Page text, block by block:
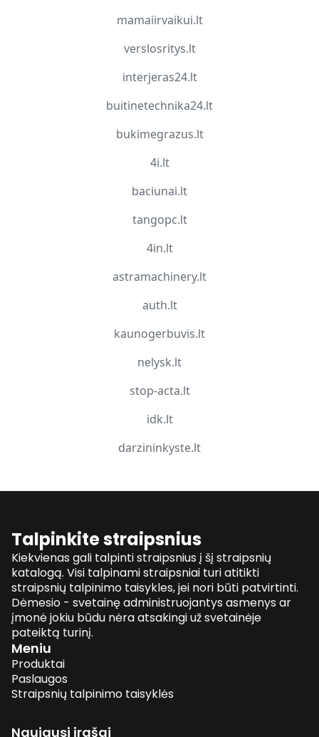
mamaiirvaikui.lt
verslosritys.lt
interjeras24.lt
buitinetechnika24.lt
bukimegrazus.lt
4i.lt
baciunai.lt
tangopc.lt
4in.lt
astramachinery.lt
auth.lt
kaunogerbuvis.lt
nelysk.lt
stop-acta.lt
idk.lt
darzininkyste.lt
Talpinkite straipsnius
Kiekvienas gali talpinti straipsnius į šį straipsnių
katalogą. Visi talpinami straipsniai turi atitikti
straipsnių talpinimo taisykles, jei nori būti patvirtinti.
Dėmesio - svetainę administruojantys asmenys ar
įmonė jokiu būdu nėra atsakingi už svetainėje
pateiktą turinį.
Meniu
Produktai
Paslaugos
Straipsnių talpinimo taisyklės
Naujausi įrašai